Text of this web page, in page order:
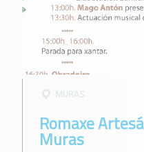
Romaxe
Muras